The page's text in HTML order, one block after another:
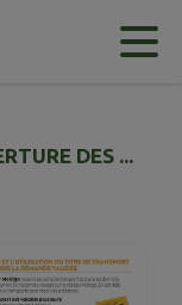
DES ...